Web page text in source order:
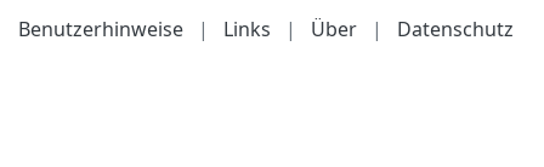
Benutzerhinweise
| Links | Über | Datenschutz